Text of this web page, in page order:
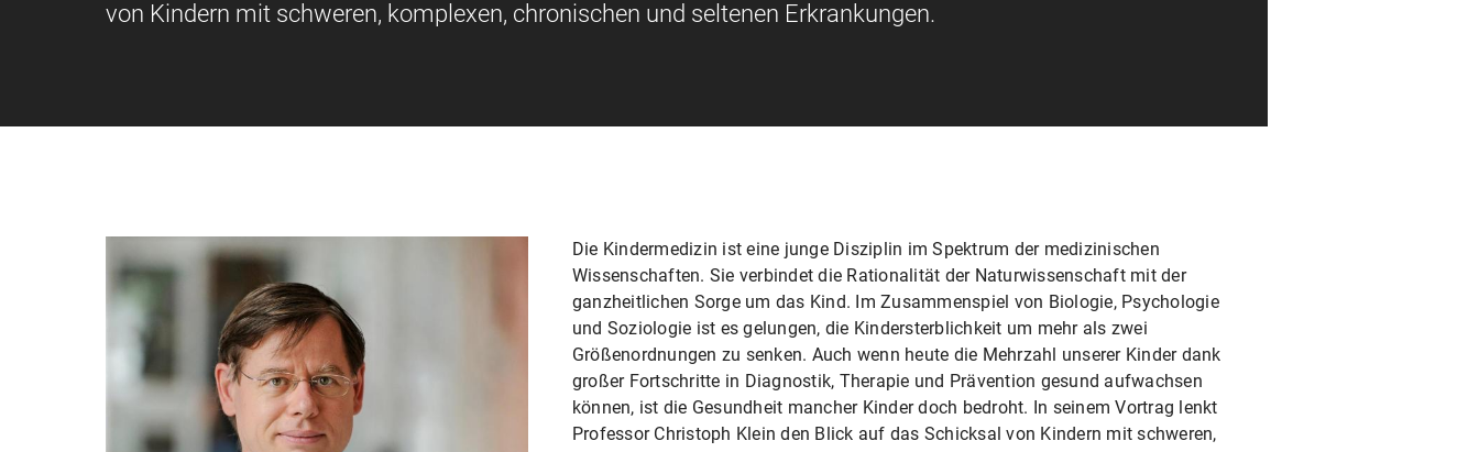
von Kindern mit schweren, komplexen, chronischen und seltenen Erkrankungen.
Die Kindermedizin ist eine junge Disziplin im Spektrum der medizinischen
Wissenschaften. Sie verbindet die Rationalität der Naturwissenschaft mit der
ganzheitlichen Sorge um das Kind. Im Zusammenspiel von Biologie, Psychologie
und Soziologie ist es gelungen, die Kindersterblichkeit um mehr als zwei
Größenordnungen zu senken. Auch wenn heute die Mehrzahl unserer Kinder dank
großer Fortschritte in Diagnostik, Therapie und Prävention gesund aufwachsen
können, ist die Gesundheit mancher Kinder doch bedroht. In seinem Vortrag lenkt
Professor Christoph Klein den Blick auf das Schicksal von Kindern mit schweren,